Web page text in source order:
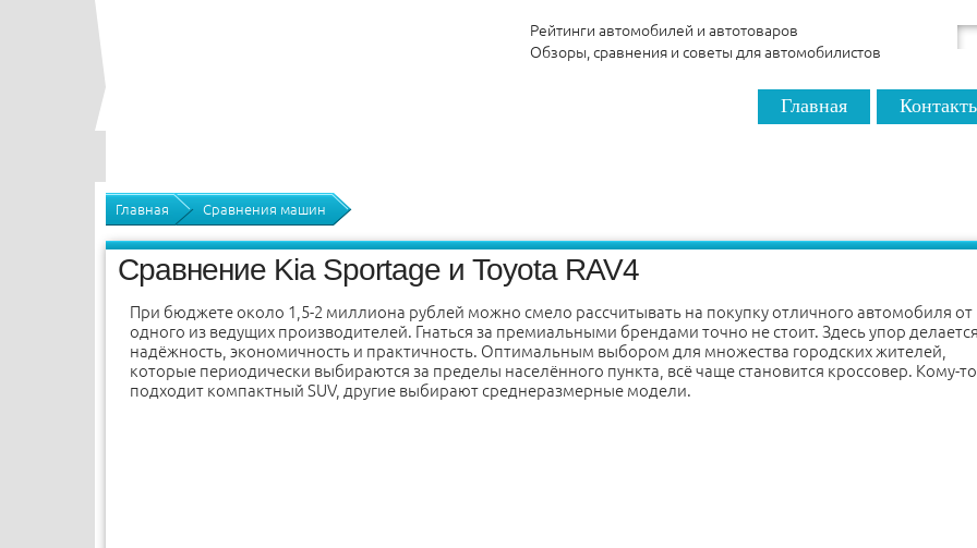
Рейтинги автомобилей и автотоваров
Обзоры, сравнения и советы для автомобилистов
Главная
Главная Сравнения машин
Сравнение Kia Sportage и Toyota RAV4
При бюджете около 1,5-2 миллиона рублей можно смело рассчитывать на покупку отличного автомобиля от
одного из ведущих производителей. Гнаться за премиальными брендами точно не стоит. Здесь упор
надёжность, экономичность и практичность. Оптимальным выбором для множества городских жителей,
которые периодически выбираются за пределы населённого пункта, всё чаще становится кроссовер. Кому-то
подходит компактный SUV, другие выбирают среднеразмерные модели.